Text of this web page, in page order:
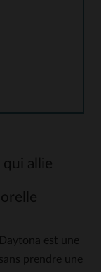
allie
est une
prendre une